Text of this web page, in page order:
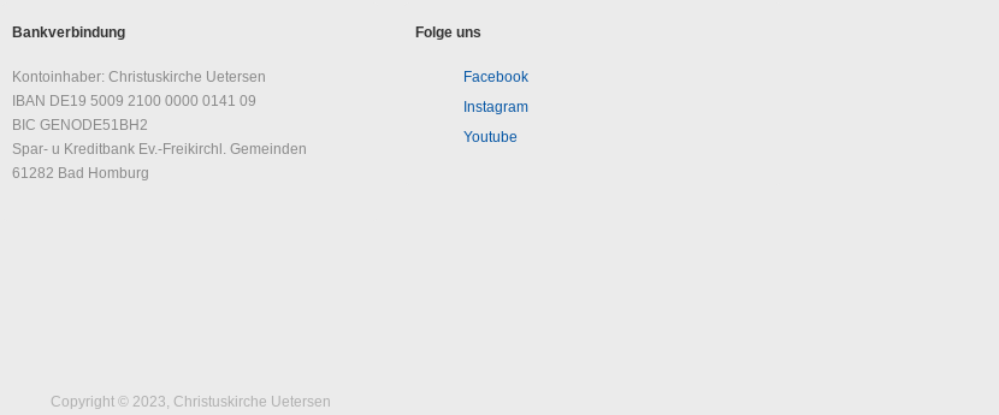
Bankverbindung
Kontoinhaber: Christuskirche Uetersen
IBAN DE19 5009 2100 0000 0141 09
BIC GENODE51BH2
Spar- u Kreditbank Ev.-Freikirchl. Gemeinden
61282 Bad Homburg
Folge uns
Facebook
Instagram
Youtube
Copyright © 2023, Christuskirche Uetersen